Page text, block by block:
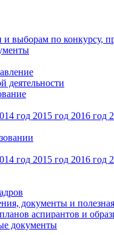
выборам по конкурсу,
деятельности
год 2015 год 2016 год
год 2015 год 2016 год
документы и
аспирантов и
документы